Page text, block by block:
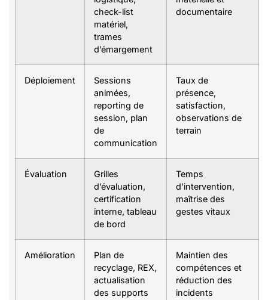
check-list
matériel,
trames
d’émargement
documentaire
Déploiement
Sessions
animées,
reporting de
session, plan
de
communication
Taux de
présence,
satisfaction,
observations de
terrain
Évaluation
Grilles
d’évaluation,
certification
interne, tableau
de bord
Temps
d’intervention,
maîtrise des
gestes vitaux
Amélioration
Plan de
recyclage, REX,
actualisation
des supports
Maintien des
compétences et
réduction des
incidents